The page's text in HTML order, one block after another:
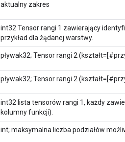
aktualny zakres
int32 Tensor rangi 1 zawierający
przykład dla żądanej warstwy.
pływak32; Tensor rangi 2
pływak32; Tensor rangi 2
int32 lista tensorów rangi 1, każdy
kolumny funkcji).
int; maksymalna liczba podziałów